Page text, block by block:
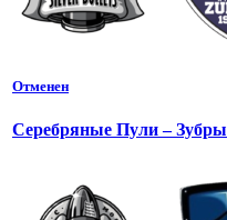
Отменен
Серебряные Пули – Зубры